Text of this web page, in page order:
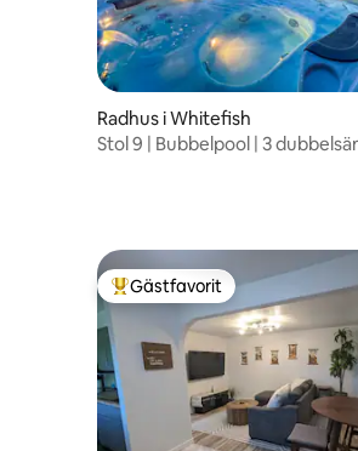
Radhus i Whitefish
Stol 9 | Bubbelpool | 3
Populär gästfavorit
Gästfavorit